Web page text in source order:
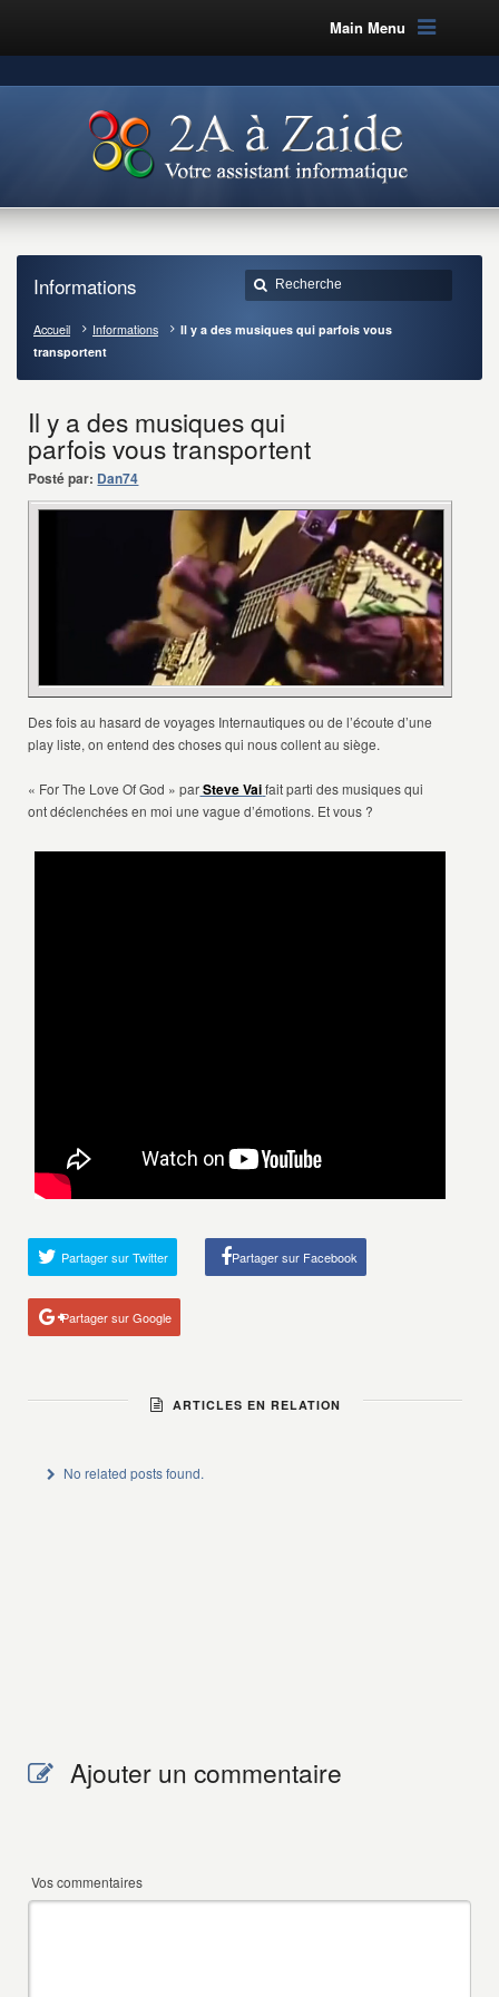
Main Menu
Informations
Accueil Informations
Il y a des musiques qui parfois vous
transportent
Il y a des musiques qui
parfois vous transportent
Posté par: Dan74
Des fois au hasard de voyages Internautiques ou de l’écoute d’une
play liste, on entend des choses qui nous collent au siège.
« For The Love Of God » parSteve Vai fait parti des musiques qui
ont déclenchées en moi une vague d’émotions. Et vous ?
Partager sur Twitter Partager sur Facebook
Partager sur Google
ARTICLES EN RELATION
No related posts found.
Ajouter un commentaire
Vos commentaires